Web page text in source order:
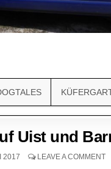
Uist und
2017 LEAVE A COMMENT